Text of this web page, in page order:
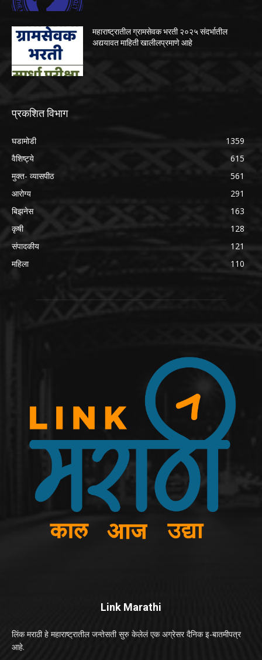
महाराष्ट्रातील ग्रामसेवक भरती २०२५ संदर्भातील
अद्ययावत माहिती खालीलप्रमाणे आहे
प्रकशित विभाग
घडामोडी
1359
वैशिष्ट्ये
615
मुक्त- व्यासपीठ
561
आरोग्य
291
बिझनेस
163
कृषी
128
संपादकीय
121
महिला
110
Link Marathi
लिंक मराठी हे महाराष्ट्रातील जन्तेसती सुरु केलेलं एक अग्रेसर दैनिक इ-बातमीपत्र
आहे.